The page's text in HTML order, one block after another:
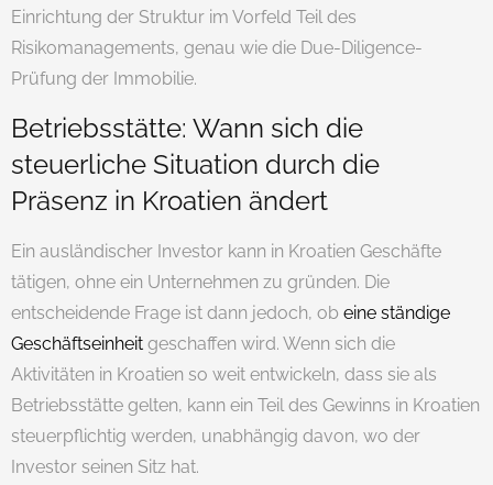
Einrichtung der Struktur im Vorfeld Teil des
Risikomanagements, genau wie die Due-Diligence-
Prüfung der Immobilie.
Betriebsstätte: Wann sich die
steuerliche Situation durch die
Präsenz in Kroatien ändert
Ein ausländischer Investor kann in Kroatien Geschäfte
tätigen, ohne ein Unternehmen zu gründen. Die
entscheidende Frage ist dann jedoch, ob eine ständige
Geschäftseinheit geschaffen wird. Wenn sich die
Aktivitäten in Kroatien so weit entwickeln, dass sie als
Betriebsstätte gelten, kann ein Teil des Gewinns in Kroatien
steuerpflichtig werden, unabhängig davon, wo der
Investor seinen Sitz hat.